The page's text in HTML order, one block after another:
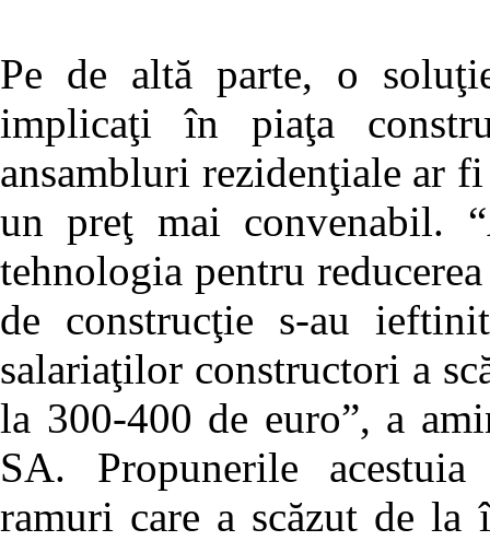
Pe de altă parte, o
implicaţi în piaţa
ansambluri rezidenţiale ar
un preţ mai convenabil.
tehnologia pentru
de construcţie s-au
salariaţilor constructori a
la 300-400 de euro”, a
SA. Propunerile
ramuri care a scăzut de